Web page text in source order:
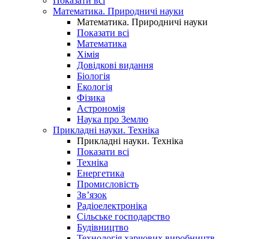
Математика. Природничі науки
Математика. Природничі науки
Показати всі
Математика
Хімія
Довідкові видання
Біологія
Екологія
Фізика
Астрономія
Наука про Землю
Прикладні науки. Техніка
Прикладні науки. Техніка
Показати всі
Техніка
Енергетика
Промисловість
Зв’язок
Радіоелектроніка
Сільське господарство
Будівництво